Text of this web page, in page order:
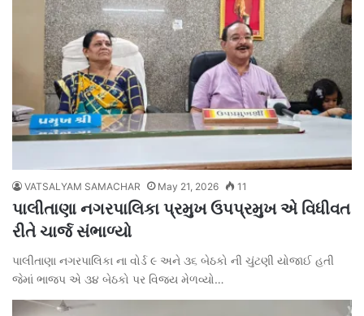
VATSALYAM SAMACHAR May 21, 2026 11
પાલીતાણા નગરપાલિકા પ્રમુખ ઉપપ્રમુખ એ વિધીવત
રીતે ચાર્જ સંભાળ્યો
પાલીતાણા નગરપાલિકા ના વોર્ડ ૯ અને ૩૬ બેઠકો ની ચુંટણી યોજાઈ હતી
જેમાં ભાજપ એ ૩૪ બેઠકો પર વિજય મેળવ્યો…